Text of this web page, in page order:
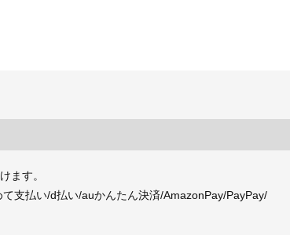
ます。
支払い/d払い/auかんたん決済/AmazonPay/PayPay/